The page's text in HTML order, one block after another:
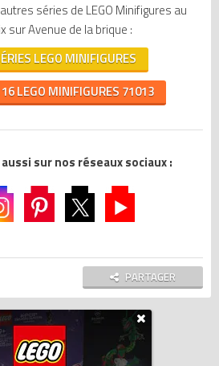
séries de LEGO Minifigures au
sur Avenue de la brique :
LEGO MINIFIGURES
LEGO MINIFIGURES 71013
sur nos réseaux sociaux :
PARTAGER